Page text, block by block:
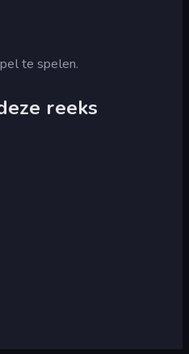
te spelen.
reeks